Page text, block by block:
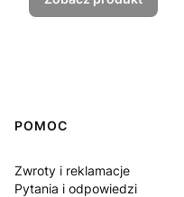
Linki w stopce
POMOC
Zwroty i reklamacje
Pytania i odpowiedzi